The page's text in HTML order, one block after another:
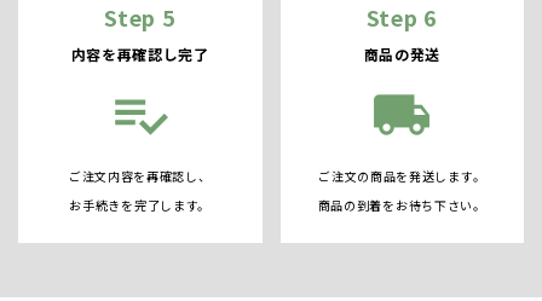
Step 5
内容を再確認し完了
playlist_add_check
ご注文内容を再確認し、
お手続きを完了します。
Step 6
商品の発送
local_shipping
ご注文の商品を発送します。
商品の到着をお待ち下さい。